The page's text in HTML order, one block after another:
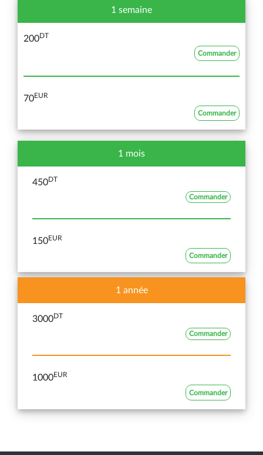
1 semaine
200DT
Commander
70EUR
Commander
1 mois
450DT
Commander
150EUR
Commander
1 année
3000DT
Commander
1000EUR
Commander